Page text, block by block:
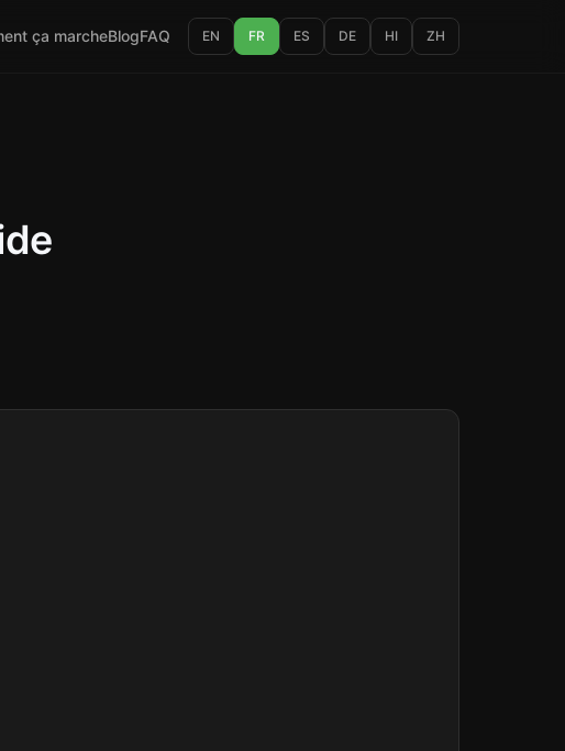
ça marcheBlogFAQ EN FR ES DE HI ZH